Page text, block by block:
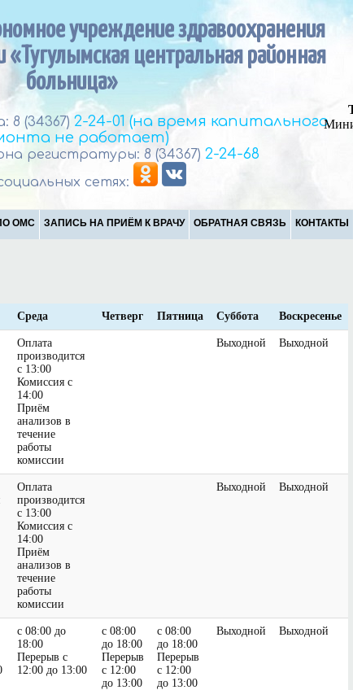
учреждение здравоохранения
«Тугулымская центральная районная
больница»
(34367) 2-24-01 (на время капитального
не работает)
регистратуры: 8 (34367)2-24-68
сетях:
ОМС ЗАПИСЬ НА ПРИЁМ К ВРАЧУ ОБРАТНАЯ СВЯЗЬ КОНТАКТЫ
Среда Четверг Пятница Суббота Воскресенье
Оплата
производится
с 13:00
Комиссия с
14:00
Приём
анализов в
течение
работы
комиссии
Выходной Выходной
Оплата
производится
с 13:00
Комиссия с
14:00
Приём
анализов в
течение
работы
комиссии
Выходной Выходной
с 08:00 до
18:00
Перерыв с
12:00 до 13:00
с 08:00
до 18:00
Перерыв
с 12:00
до 13:00
с 08:00
до 18:00
Перерыв
с 12:00
до 13:00
Выходной Выходной